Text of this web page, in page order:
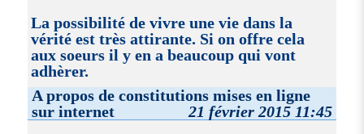
La possibilité de vivre une vie dans la
vérité est très attirante. Si on offre cela
aux soeurs il y en a beaucoup qui vont
adhèrer.
A propos de constitutions mises en ligne
sur internet
21 février 2015 11:45